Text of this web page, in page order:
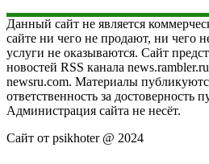
Данный сайт не является
сайте ни чего не продают, ни чего
услуги не оказываются. Сайт
новостей RSS канала
newsru.com. Материалы
ответственность за достоверность
Администрация сайта не несёт.
Сайт от psikhoter @ 2024